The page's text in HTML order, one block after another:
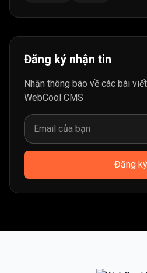
Đăng ký nhận tin
Nhận thông báo về các bài
WebCool CMS
Đăng ký